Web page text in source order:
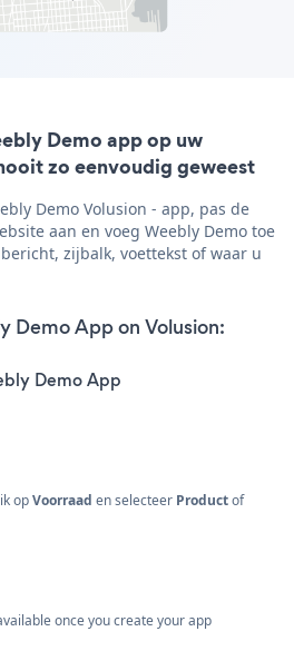
Demo app op uw
zo eenvoudig geweest
Demo Volusion - app, pas de
aan en voeg Weebly Demo toe
zijbalk, voettekst of waar u
Demo App on Volusion:
Demo App
opVoorraad en selecteer Productof
once you create your app